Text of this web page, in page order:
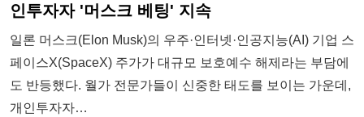
인투자자 '머스크 베팅' 지속
일론 머스크(Elon Musk)의 우주·인터넷·인공지능(AI) 기업 스
페이스X(SpaceX) 주가가 대규모 보호예수 해제라는 부담에
도 반등했다. 월가 전문가들이 신중한 태도를 보이는 가운데,
개인투자자…